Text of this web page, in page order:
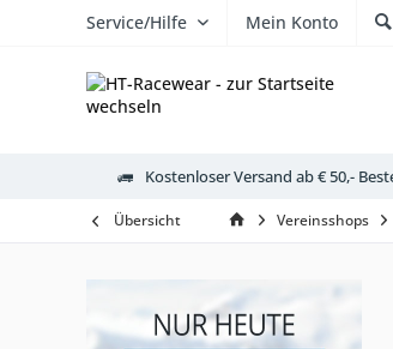
Service/Hilfe Mein Konto
Kostenloser Versand ab € 50,-
Übersicht Vereinsshops